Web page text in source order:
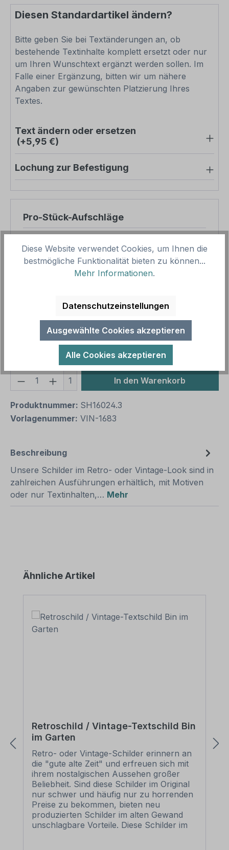
Diesen Standardartikel ändern?
Bitte geben Sie bei Textänderungen an, ob
bestehende Textinhalte komplett ersetzt oder nur
um Ihren Wunschtext ergänzt werden sollen. Im
Falle einer Ergänzung, bitten wir um nähere
Angaben zur gewünschten Platzierung Ihres
Textes.
Text ändern oder ersetzen
(+5,95 €)
Lochung zur Befestigung
Pro-Stück-Aufschläge
Zwischensumme
56,64 €
Gesamtpreis
Preise inkl. MwSt. zzgl. Versandkosten
Aufgrund von Neuberechnungen im Warenkorb sind
abweichende Endpreise möglich.
Produkt Anzahl: Gib den gewünschten
1 In den Warenkorb
Produktnummer: SH16024.3
Vorlagenummer: VIN-1683
Beschreibung
Unsere Schilder im Retro- oder Vintage-Look sind in
zahlreichen Ausführungen erhältlich, mit Motiven
oder nur Textinhalten,… Mehr
Produktgalerie überspringen
Ähnliche Artikel
Retroschild / Vintage-Textschild Bin
im Garten
Retro- oder Vintage-Schilder erinnern an
die "gute alte Zeit" und erfreuen sich mit
ihrem nostalgischen Aussehen großer
Beliebheit. Sind diese Schilder im Original
nur schwer und häufig nur zu horrenden
Preise zu bekommen, bieten neu
produzierten Schilder im alten Gewand
unschlagbare Vorteile. Diese Schilder im
Diese Website verwendet Cookies, um Ihnen die
bestmögliche Funktionalität bieten zu können...
Mehr Informationen.
Datenschutzeinstellungen
Ausgewählte Cookies akzeptieren
Alle Cookies akzeptieren